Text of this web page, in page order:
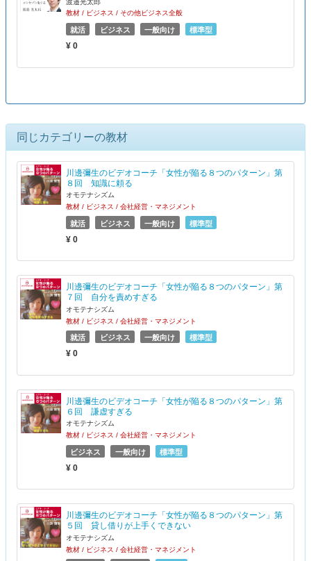
教材 / ビジネス / その他ビジネス全般
就活 ビジネス 一般向け 標準型
¥ 0
同じカテゴリーの教材
川邊彌生のビデオコーチ「女性が陥る８つのパターン」第
８回 知識に頼る
オモテナシズム
教材 / ビジネス / 会社経営・マネジメント
就活 ビジネス 一般向け 標準型
¥ 0
川邊彌生のビデオコーチ「女性が陥る８つのパターン」第
７回 自分を責めすぎる
オモテナシズム
教材 / ビジネス / 会社経営・マネジメント
就活 ビジネス 一般向け 標準型
¥ 0
川邊彌生のビデオコーチ「女性が陥る８つのパターン」第
６回 謙虚すぎる
オモテナシズム
教材 / ビジネス / 会社経営・マネジメント
ビジネス 一般向け 標準型
¥ 0
川邊彌生のビデオコーチ「女性が陥る８つのパターン」第
５回 貸し借りが上手くできない
オモテナシズム
教材 / ビジネス / 会社経営・マネジメント